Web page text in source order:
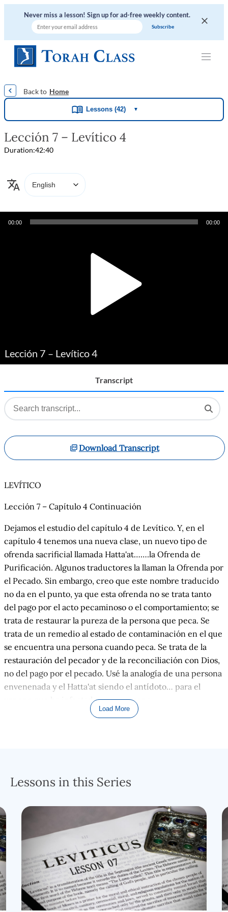
Never miss a lesson! Sign up for ad-free weekly content.
Home
Lessons (42) ▼
Lección 7 – Levítico 4
Duration:42:40
00:00 00:00
Lección 7 – Levítico 4
Transcript
Download Transcript
LEVÍTICO
Lección 7 – Capítulo 4 Continuación
Dejamos el estudio del capítulo 4 de Levítico. Y, en el
capítulo 4 tenemos una nueva clase, un nuevo tipo de
ofrenda sacrificial llamada Hatta'at…….la Ofrenda de
Purificación. Algunos traductores la llaman la Ofrenda por
el Pecado. Sin embargo, creo que este nombre traducido
no da en el punto, ya que esta ofrenda no se trata tanto
del pago por el acto pecaminoso o el comportamiento; se
trata de restaurar la pureza de la persona que peca. Se
trata de un remedio al estado de contaminación en el que
se encuentra una persona cuando peca. Se trata de la
restauración del pecador y de la reconciliación con Dios,
no del pago por el pecado. Usé la analogía de una persona
envenenada y el Hatta'at siendo el antídoto… para el
veneno que ha infectado a esa persona.
La forma en que se produjo el envenenamiento y la
pecado, y el pecado en sí, o incluso cómo ese pecado
intentar otra ilustración del propósito de la Ofrenda de
Purificación. Un hombre entra tambaleándose en la sala
de urgencias de un hospital con una herida de bala en el
pecho y se desploma, incapaz de dar ninguna
información a los médicos y enfermeras; el personal del
hospital entra inmediatamente en acción y se pone a
determinar el alcance de la herida y cómo tratarla…. por
el bien del paciente. Su única intención, todo su esfuerzo,
Load More
Lessons in this Series